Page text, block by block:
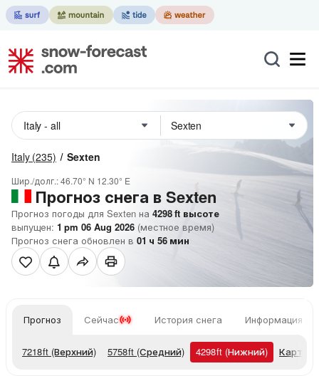
Italy (235) Sexten
Шир./долг.:46.70° N 12.30° E
Прогноз снега в Sexten
Прогноз погоды для Sexten на 4298ft высоте
выпущен: 1 pm 06 Aug 2026 (местное время)
Прогноз снега обновлен в 01 ч 56 мин
Прогноз Сейчас История снега Информация о
7218ft (Верхний) 5758ft (Средний) 4298ft (Нижний) Карты